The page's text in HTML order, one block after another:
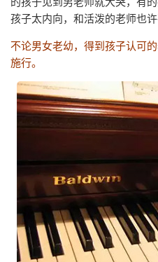
孩子太内向，和活泼的老师也许
不论男女老幼，得到孩子认可
施行。